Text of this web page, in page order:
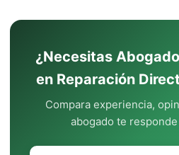
¿Necesitas
en Reparación
Compara experiencia,
abogado te